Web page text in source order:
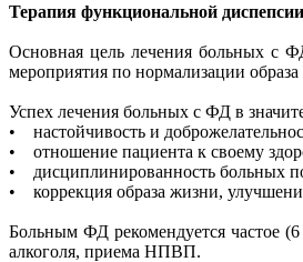
Терапия функциональной диспепсии
Основная цель лечения больных с
мероприятия по нормализации
Успех лечения больных с ФД в
• настойчивость и
• отношение пациента к своему
• дисциплинированность больных
• коррекция образа жизни,
Больным ФД рекомендуется частое
алкоголя, приема НПВП.